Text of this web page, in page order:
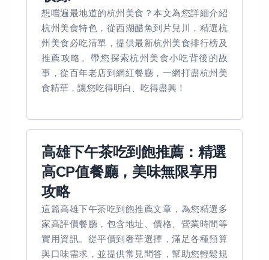
想嚐遍最地道的杭州美食？本文為您詳細介紹
杭州美食特色，從西湖醋魚到片兒川，精選杭
州美食必吃清單，提供最新杭州美食排行榜及
推薦攻略。帶您探索杭州美食小吃背後的故
事，從百年老店到網紅餐廳，一網打盡杭州美
食精華，讓您吃得明白、吃得盡興！
高雄下午茶吃到飽推薦：精選
高CP值餐廳，美味無限享用
攻略
這篇高雄下午茶吃到飽推薦文章，為您精選多
家高評價餐廳，包含地址、價格、營業時間等
實用資訊。從平價到奢華選擇，滿足各種預算
與口味需求，並提供常見問答，幫助您輕鬆規